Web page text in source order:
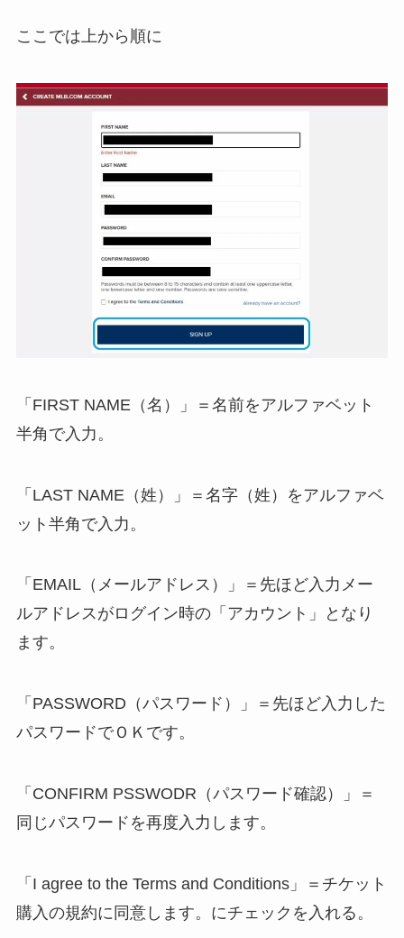
ここでは上から順に
「FIRST NAME（名）」＝名前をアルファベット
半角で入力。
「LAST NAME（姓）」＝名字（姓）をアルファベ
ット半角で入力。
「EMAIL（メールアドレス）」＝先ほど入力メー
ルアドレスがログイン時の「アカウント」となり
ます。
「PASSWORD（パスワード）」＝先ほど入力した
パスワードでＯＫです。
「CONFIRM PSSWODR（パスワード確認）」＝
同じパスワードを再度入力します。
「I agree to the Terms and Conditions」＝チケット
購入の規約に同意します。にチェックを入れる。